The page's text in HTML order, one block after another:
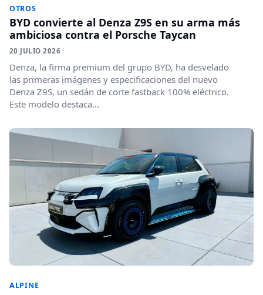
OTROS
BYD convierte al Denza Z9S en su arma más
ambiciosa contra el Porsche Taycan
20 JULIO 2026
Denza, la firma premium del grupo BYD, ha desvelado
las primeras imágenes y especificaciones del nuevo
Denza Z9S, un sedán de corte fastback 100% eléctrico.
Este modelo destaca...
ALPINE